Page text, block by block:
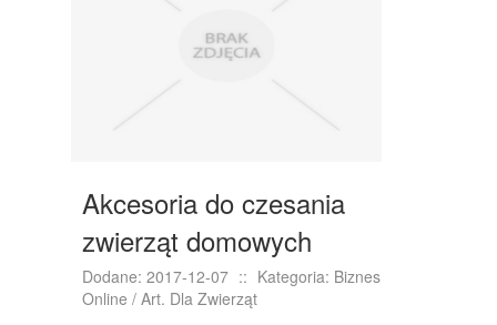
ELEKTRONIKA, RTV, AGD
ART. SPOŻYWCZE
MATERIAŁY EKSPLOATACYJNE
INNE SKLEPY
Akcesoria do czesania
zwierząt domowych
Dodane: 2017-12-07 :: Kategoria: Biznes
Online / Art. Dla Zwierząt